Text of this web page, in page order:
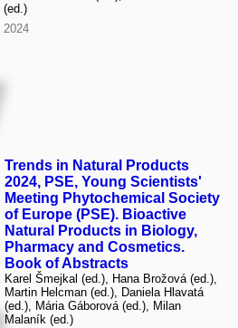
(ed.)
2024
Trends in Natural Products
2024, PSE, Young Scientists'
Meeting Phytochemical Society
of Europe (PSE). Bioactive
Natural Products in Biology,
Pharmacy and Cosmetics.
Book of Abstracts
Karel Šmejkal (ed.), Hana Brožová (ed.),
Martin Helcman (ed.), Daniela Hlavatá
(ed.), Mária Gáborová (ed.), Milan
Malaník (ed.)